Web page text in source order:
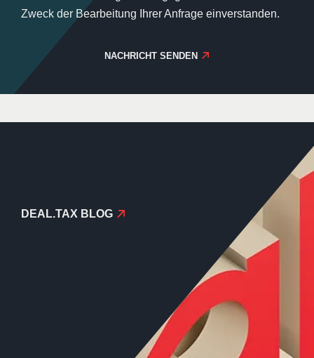
Zweck der Bearbeitung Ihrer Anfrage einverstanden.
NACHRICHT SENDEN
DEAL​.TAX BLOG